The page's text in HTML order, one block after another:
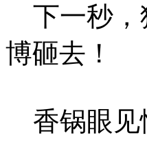
下一秒，
博砸去！
香锅眼见